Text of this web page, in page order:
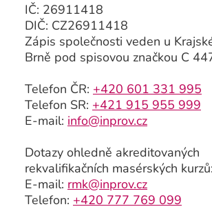
IČ: 26911418
DIČ: CZ26911418
Zápis společnosti veden u
Brně pod spisovou značkou C
Telefon ČR: +420 601 331 995
Telefon SR: +421 915 955 999
E-mail: info@inprov.cz
Dotazy ohledně akreditovaných
rekvalifikačních masérských kurzů:
E-mail: rmk@inprov.cz
Telefon: +420 777 769 099